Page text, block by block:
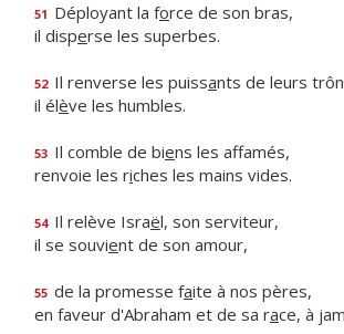
51 Déployant la force de son bras,
il disperse les superbes.
52 Il renverse les puissants de leurs
il élève les humbles.
53 Il comble de biens les affamés,
renvoie les riches les mains vides.
54 Il relève Israël, son serviteur,
il se souvient de son amour,
55 de la promesse faite à nos pères,
en faveur d'Abraham et de sa race, à